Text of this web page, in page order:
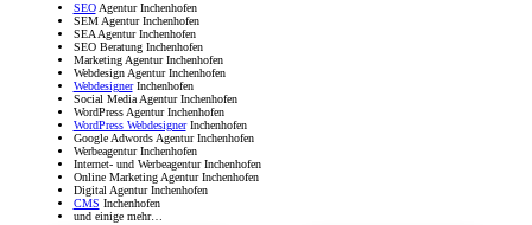
SEOAgentur Inchenhofen
SEM Agentur Inchenhofen
SEA Agentur Inchenhofen
SEO Beratung Inchenhofen
Marketing Agentur Inchenhofen
Webdesign Agentur Inchenhofen
WebdesignerInchenhofen
Social Media Agentur Inchenhofen
WordPress Agentur Inchenhofen
WordPress WebdesignerInchenhofen
Google Adwords Agentur Inchenhofen
Werbeagentur Inchenhofen
Internet- und Werbeagentur Inchenhofen
Online Marketing Agentur Inchenhofen
Digital Agentur Inchenhofen
CMS Inchenhofen
und einige mehr…